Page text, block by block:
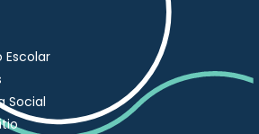
Escolar
Social